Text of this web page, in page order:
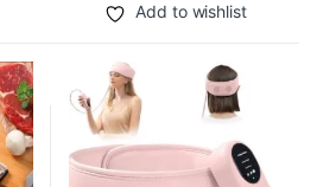
Add to wishlist